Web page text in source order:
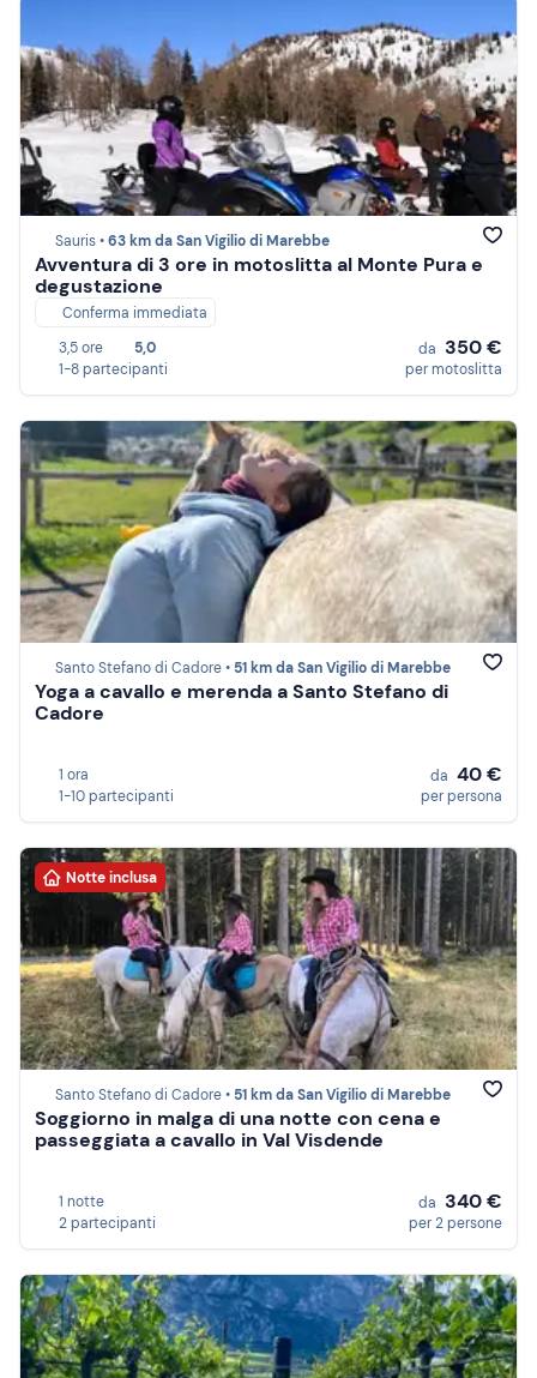
Sauris •63 km da San Vigilio di Marebbe
Avventura di 3 ore in motoslitta al Monte Pura e
degustazione
Conferma immediata
3,5 ore
5,0
1-8 partecipanti
da 350 €
per motoslitta
Santo Stefano di Cadore • 51 km da San Vigilio di Marebbe
Yoga a cavallo e merenda a Santo Stefano di
Cadore
1 ora
1-10 partecipanti
da 40 €
per persona
Notte inclusa
Santo Stefano di Cadore • 51 km da San Vigilio di Marebbe
Soggiorno in malga di una notte con cena e
passeggiata a cavallo in Val Visdende
1 notte
2 partecipanti
da 340 €
per 2 persone